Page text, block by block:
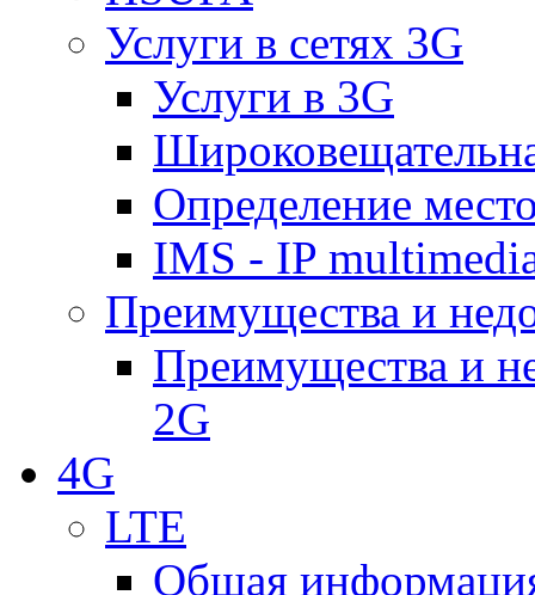
Услуги в сетях 3G
Услуги в 3G
Определение
IMS - IP
Преимущества и
Преимущества и
2G
4G
LTE
Общая